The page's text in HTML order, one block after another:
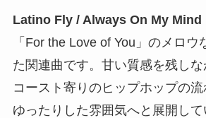
Latino Fly / Always On My Mind
「For the Love of You」のメロウ
た関連曲です。甘い質感を残しな
コースト寄りのヒップホップの
ゆったりした雰囲気へと展開し